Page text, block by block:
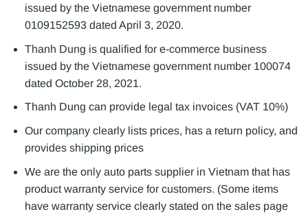
issued by the Vietnamese government number
0109152593 dated April 3, 2020.
Thanh Dung is qualified for e-commerce business
issued by the Vietnamese government number 100074
dated October 28, 2021.
Thanh Dung can provide legal tax invoices (VAT 10%)
Our company clearly lists prices, has a return policy, and
provides shipping prices
We are the only auto parts supplier in Vietnam that has
product warranty service for customers. (Some items
have warranty service clearly stated on the sales page